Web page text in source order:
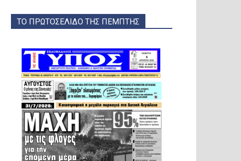
ΤΟ ΠΡΩΤΟΣΕΛΙΔΟ ΤΗΣ ΠΕΜΠΤΗΣ